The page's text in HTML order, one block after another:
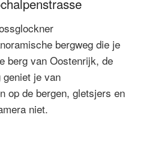
bergweg die je
berg van Oostenrijk, de
je van
op de bergen, gletsjers en
niet.